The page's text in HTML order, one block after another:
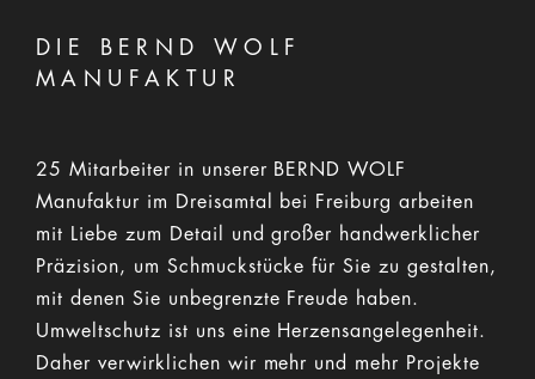
DIE BERND WOLF
MANUFAKTUR
25 Mitarbeiter in unserer BERND WOLF
Manufaktur im Dreisamtal bei Freiburg arbeiten
mit Liebe zum Detail und großer handwerklicher
Präzision, um Schmuckstücke für Sie zu gestalten,
mit denen Sie unbegrenzte Freude haben.
Umweltschutz ist uns eine Herzensangelegenheit.
Daher verwirklichen wir mehr und mehr Projekte